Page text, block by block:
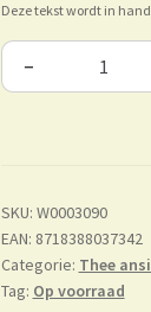
Deze tekst wordt in
−
SKU: W0003090
EAN: 8718388037342
Categorie: Thee
Tag: Op voorraad